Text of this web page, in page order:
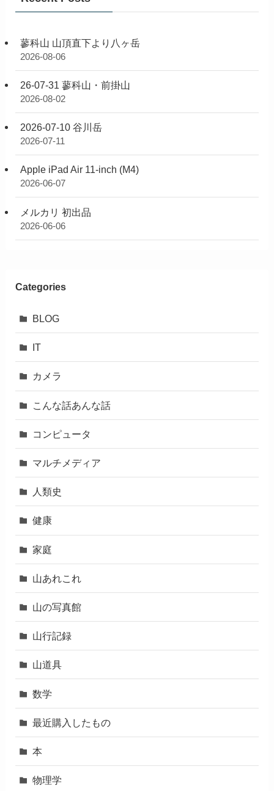
蓼科山 山頂直下より八ヶ岳
2026-08-06
26-07-31 蓼科山・前掛山
2026-08-02
2026-07-10 谷川岳
2026-07-11
Apple iPad Air 11-inch (M4)
2026-06-07
メルカリ 初出品
2026-06-06
Categories
BLOG
IT
カメラ
こんな話あんな話
コンピュータ
マルチメディア
人類史
健康
家庭
山あれこれ
山の写真館
山行記録
山道具
数学
最近購入したもの
本
物理学